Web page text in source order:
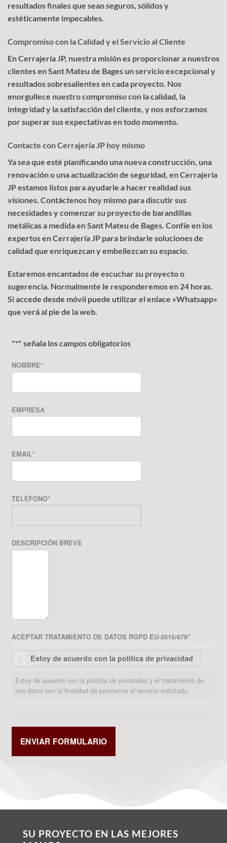
resultados finales que sean seguros, sólidos y
estéticamente impecables.
Compromiso con la Calidad y el Servicio al Cliente
En Cerrajería JP, nuestra misión es proporcionar a nuestros
clientes en Sant Mateu de Bages un servicio excepcional y
resultados sobresalientes en cada proyecto. Nos
enorgullece nuestro compromiso con la calidad, la
integridad y la satisfacción del cliente, y nos esforzamos
por superar sus expectativas en todo momento.
Contacte con Cerrajería JP hoy mismo
Ya sea que esté planificando una nueva construcción, una
renovación o una actualización de seguridad, en Cerrajería
JP estamos listos para ayudarle a hacer realidad sus
visiones. Contáctenos hoy mismo para discutir sus
necesidades y comenzar su proyecto de barandillas
metálicas a medida en Sant Mateu de Bages. Confíe en los
expertos en Cerrajería JP para brindarle soluciones de
calidad que enriquezcan y embellezcan su espacio.
Estaremos encantados de escuchar su proyecto o
sugerencia. Normalmente le responderemos en 24 horas.
Si accede desde móvil puede utilizar el enlace «Whatsapp»
que verá al pie de la web.
"*" señala los campos obligatorios
NOMBRE*
EMPRESA
EMAIL*
TELÉFONO*
DESCRIPCIÓN BREVE
ACEPTAR TRATAMIENTO DE DATOS RGPD EU-2016/679*
Estoy de acuerdo con la política de privacidad
Estoy de acuerdo con la política de privacidad y el tratamiento de
mis datos con la finalidad de prestarme el servicio solicitado.
SU PROYECTO EN LAS MEJORES